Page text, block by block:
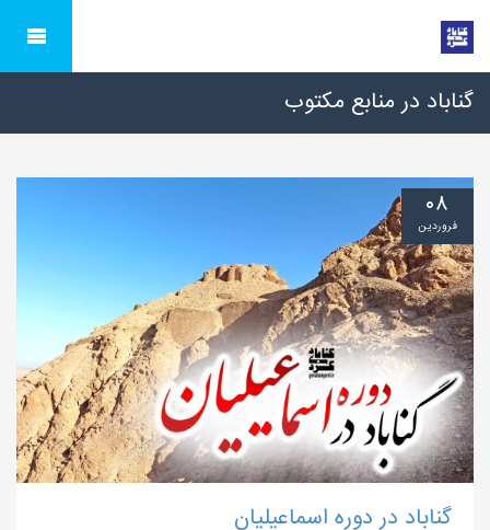
گناباد در منابع مکتوب
گناباد در دوره اسماعیلیان
۰۸
فروردین